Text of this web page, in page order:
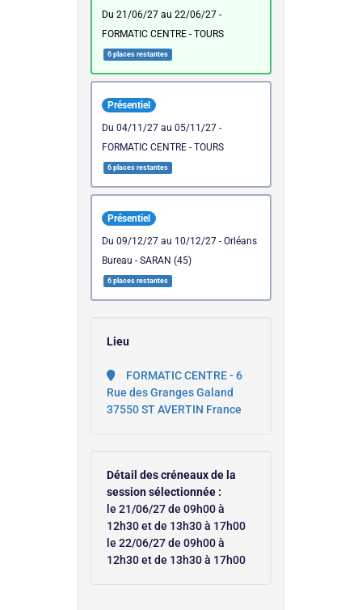
du 21/06/27 au 22/06/27 -
FORMATIC CENTRE - TOURS
6 places restantes
Présentiel
du 04/11/27 au 05/11/27 -
FORMATIC CENTRE - TOURS
6 places restantes
Présentiel
du 09/12/27 au 10/12/27 - Orléans
Bureau - SARAN (45)
6 places restantes
Lieu
Rue des Granges Galand
37550 ST AVERTIN France
Détail des créneaux de la
session sélectionnée :
le 21/06/27 de 09h00 à
12h30 et de 13h30 à 17h00
le 22/06/27 de 09h00 à
12h30 et de 13h30 à 17h00